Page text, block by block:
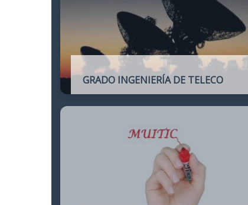
GRADO INGENIERÍA DE TELECO